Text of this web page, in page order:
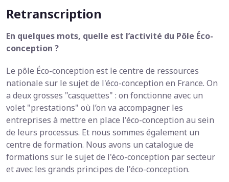
Retranscription
En quelques mots, quelle est l’activité du Pôle Éco-
conception ?
Le pôle Éco-conception est le centre de ressources
nationale sur le sujet de l'éco-conception en France. On
a deux grosses "casquettes" : on fonctionne avec un
volet "prestations" où l’on va accompagner les
entreprises à mettre en place l'éco-conception au sein
de leurs processus. Et nous sommes également un
centre de formation. Nous avons un catalogue de
formations sur le sujet de l'éco-conception par secteur
et avec les grands principes de l'éco-conception.